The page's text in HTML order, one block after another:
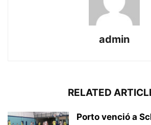
admin
RELATED
Porto venció a